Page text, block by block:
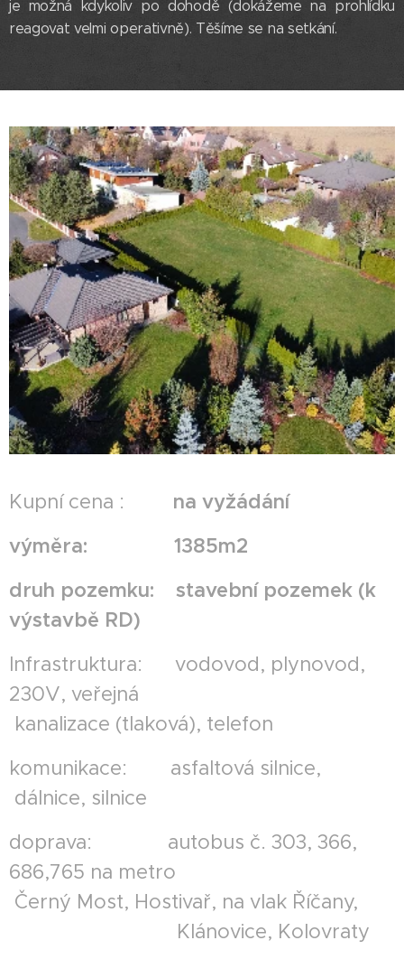
je možná kdykoliv po dohodě (dokážeme na prohlídku
reagovat velmi operativně). Těšíme se na setkání.
Kupní cena : na vyžádání​
výměra: 1385m2
druh pozemku: stavební pozemek (k
výstavbě RD)
Infrastruktura: vodovod, plynovod,
230V, veřejná
kanalizace (tlaková), telefon
komunikace: asfaltová silnice,
dálnice, silnice
doprava: autobus č. 303, 366,
686,765 na metro
Černý Most, Hostivař, na vlak Říčany,
Klánovice, Kolovraty